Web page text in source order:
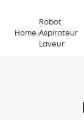
Home
Robot
Aspirateur
Laveur